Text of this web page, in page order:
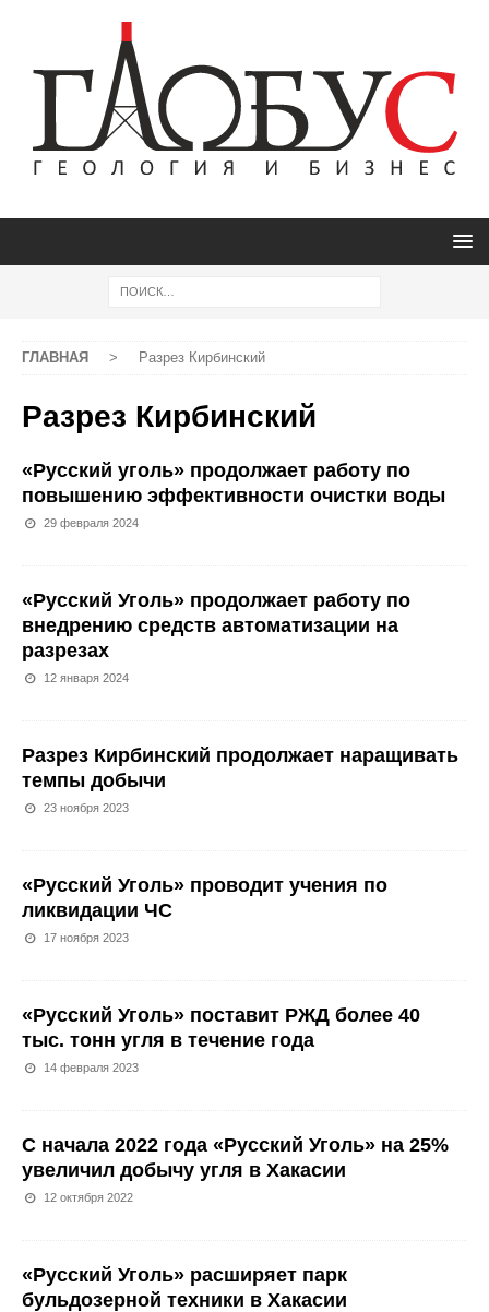
ГЛАВНАЯ > Разрез Кирбинский
Разрез Кирбинский
«Русский уголь» продолжает работу по
повышению эффективности очистки воды
29 февраля 2024
«Русский Уголь» продолжает работу по
внедрению средств автоматизации на
разрезах
12 января 2024
Разрез Кирбинский продолжает наращивать
темпы добычи
23 ноября 2023
«Русский Уголь» проводит учения по
ликвидации ЧС
17 ноября 2023
«Русский Уголь» поставит РЖД более 40
тыс. тонн угля в течение года
14 февраля 2023
С начала 2022 года «Русский Уголь» на 25%
увеличил добычу угля в Хакасии
12 октября 2022
«Русский Уголь» расширяет парк
бульдозерной техники в Хакасии